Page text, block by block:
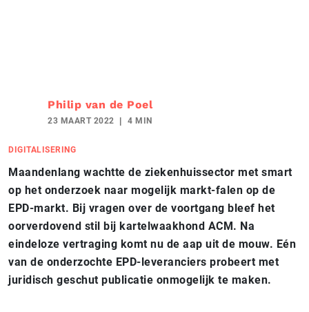
Philip van de Poel
23 MAART 2022 4 MIN
DIGITALISERING
Maandenlang wachtte de ziekenhuissector met smart
op het onderzoek naar mogelijk markt-falen op de
EPD-markt. Bij vragen over de voortgang bleef het
oorverdovend stil bij kartelwaakhond ACM. Na
eindeloze vertraging komt nu de aap uit de mouw. Eén
van de onderzochte EPD-leveranciers probeert met
juridisch geschut publicatie onmogelijk te maken.